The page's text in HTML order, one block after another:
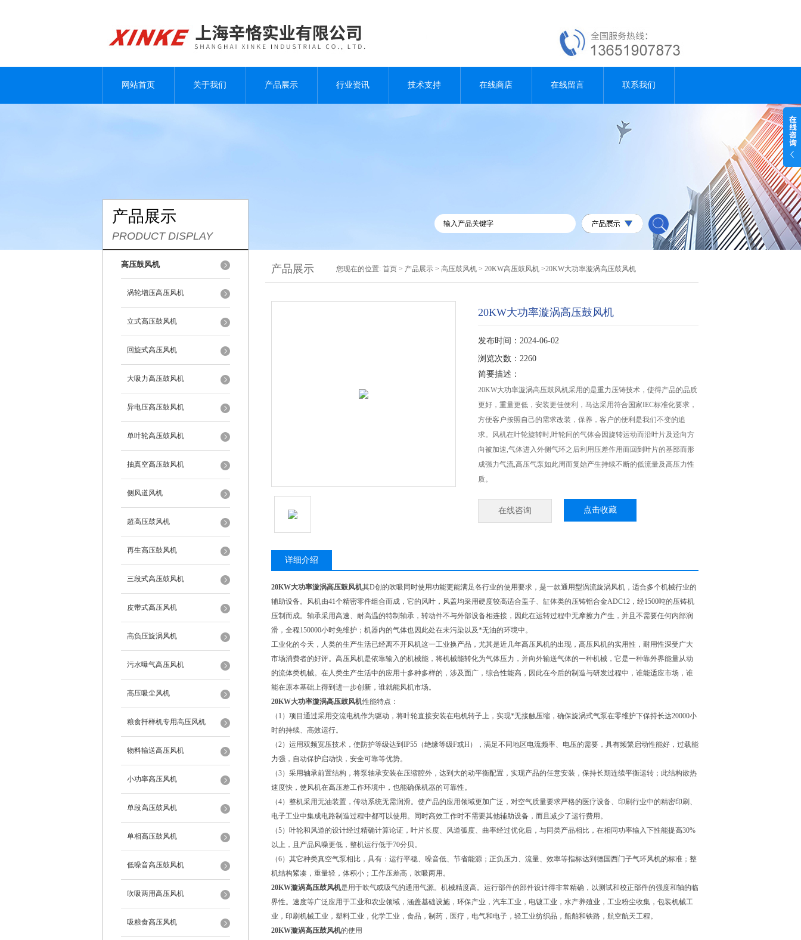
网站首页 关于我们 产品展示 行业资讯 技术支持 在线商店 在线留言 联系我们
产品展示
PRODUCT DISPLAY
高压鼓风机
涡轮增压高压风机
立式高压鼓风机
回旋式高压风机
大吸力高压鼓风机
异电压高压鼓风机
单叶轮高压鼓风机
抽真空高压鼓风机
侧风道风机
超高压鼓风机
再生高压鼓风机
三段式高压鼓风机
皮带式高压风机
高负压旋涡风机
污水曝气高压风机
高压吸尘风机
粮食扦样机专用高压风机
物料输送高压风机
小功率高压风机
单段高压鼓风机
单相高压鼓风机
低噪音高压鼓风机
吹吸两用高压风机
吸粮食高压风机
产品展示 您现在的位置: 首页 > 产品展示 > 高压鼓风机 > 20KW高压鼓风机 >20KW大功率漩涡高压鼓风机
20KW大功率漩涡高压鼓风机
发布时间：2024-06-02
浏览次数：2260
简要描述：
20KW大功率漩涡高压鼓风机采用的是重力压铸技术，使得产品的品质
更好，重量更低，安装更佳便利，马达采用符合国家IEC标准化要求，
方便客户按照自己的需求改装，保养，客户的便利是我们不变的追
求。风机在叶轮旋转时,叶轮间的气体会因旋转运动而沿叶片及迳向方
向被加速,气体进入外侧气环之后利用压差作用而回到叶片的基部而形
成强力气流,高压气泵如此周而复始产生持续不断的低流量及高压力性
质。
在线咨询 点击收藏
详细介绍
20KW大功率漩涡高压鼓风机其D创的吹吸同时使用功能更能满足各行业的使用要求，是一款通用型涡流旋涡风机，适合多个机械行业的
辅助设备。风机由41个精密零件组合而成，它的风叶，风盖均采用硬度较高适合盖子、缸体类的压铸铝合金ADC12，经1500吨的压铸机
压制而成。轴承采用高速、耐高温的特制轴承，转动件不与外部设备相连接，因此在运转过程中无摩擦力产生，并且不需要任何内部润
滑，全程150000小时免维护；机器内的气体也因此处在未污染以及*无油的环境中。
工业化的今天，人类的生产生活已经离不开风机这一工业换产品，尤其是近几年高压风机的出现，高压风机的实用性，耐用性深受广大
市场消费者的好评。高压风机是依靠输入的机械能，将机械能转化为气体压力，并向外输送气体的一种机械，它是一种靠外界能量从动
的流体类机械。在人类生产生活中的应用十多种多样的，涉及面广，综合性能高，因此在今后的制造与研发过程中，谁能适应市场，谁
能在原本基础上得到进一步创新，谁就能风机市场。
20KW大功率漩涡高压鼓风机性能特点：
（1）项目通过采用交流电机作为驱动，将叶轮直接安装在电机转子上，实现*无接触压缩，确保旋涡式气泵在零维护下保持长达20000小
时的持续、高效运行。
（2）运用双频宽压技术，使防护等级达到IP55（绝缘等级F或H），满足不同地区电流频率、电压的需要，具有频繁启动性能好，过载能
力强，自动保护启动快，安全可靠等优势。
（3）采用轴承前置结构，将泵轴承安装在压缩腔外，达到大的动平衡配置，实现产品的任意安装，保持长期连续平衡运转；此结构散热
速度快，使风机在高压差工作环境中，也能确保机器的可靠性。
（4）整机采用无油装置，传动系统无需润滑。使产品的应用领域更加广泛，对空气质量要求严格的医疗设备、印刷行业中的精密印刷、
电子工业中集成电路制造过程中都可以使用。同时高效工作时不需要其他辅助设备，而且减少了运行费用。
（5）叶轮和风道的设计经过精确计算论证，叶片长度、风道弧度、曲率经过优化后，与同类产品相比，在相同功率输入下性能提高30%
以上，且产品风噪更低，整机运行低于70分贝。
（6）其它种类真空气泵相比，具有：运行平稳、噪音低、节省能源；正负压力、流量、效率等指标达到德国西门子气环风机的标准；整
机结构紧凑，重量轻，体积小；工作压差高，吹吸两用。
20KW漩涡高压鼓风机是用于吹气或吸气的通用气源。机械精度高。运行部件的部件设计得非常精确，以测试和校正部件的强度和轴的临
界性。速度等广泛应用于工业和农业领域，涵盖基础设施，环保产业，汽车工业，电镀工业，水产养殖业，工业粉尘收集，包装机械工
业，印刷机械工业，塑料工业，化学工业，食品，制药，医疗，电气和电子，轻工业纺织品，船舶和铁路，航空航天工程。
20KW漩涡高压鼓风机的使用